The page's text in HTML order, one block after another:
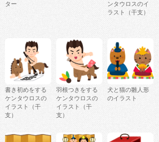
ター
ンタウロスのイ
ラスト（干支）
書き初めをする
ケンタウロスの
イラスト（干
支）
羽根つきをする
ケンタウロスの
イラスト（干
支）
犬と猫の雛人形
のイラスト